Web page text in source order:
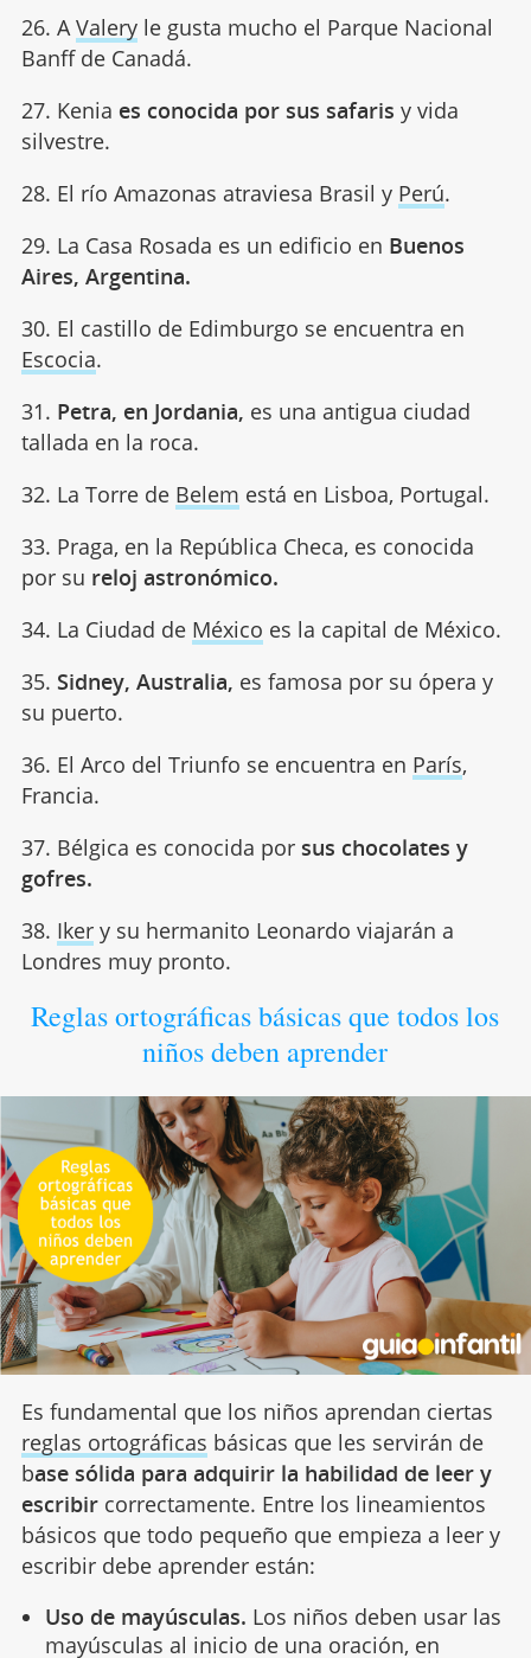
26. AValeryle gusta mucho el Parque Nacional
Banff de Canadá.
27. Kenia es conocida por sus safaris y vida
silvestre.
28. El río Amazonas atraviesa Brasil y Perú.
29. La Casa Rosada es un edificio en Buenos
Aires, Argentina.
30. El castillo de Edimburgo se encuentra en
Escocia.
31. Petra, en Jordania, es una antigua ciudad
tallada en la roca.
32. La Torre de Belem está en Lisboa, Portugal.
33. Praga, en la República Checa, es conocida
por su reloj astronómico.
34. La Ciudad de México es la capital de México.
35. Sidney, Australia, es famosa por su ópera y
su puerto.
36. El Arco del Triunfo se encuentra en París,
Francia.
37. Bélgica es conocida por sus chocolates y
gofres.
38. Ikery su hermanito Leonardo viajarán a
Londres muy pronto.
Reglas ortográficas básicas que todos los
niños deben aprender
Es fundamental que los niños aprendan ciertas
reglas ortográficas básicas que les servirán de
base sólida para adquirir la habilidad de leer y
escribircorrectamente. Entre los lineamientos
básicos que todo pequeño que empieza a leer y
escribir debe aprender están:
Uso de mayúsculas. Los niños deben usar las
mayúsculas al inicio de una oración, en